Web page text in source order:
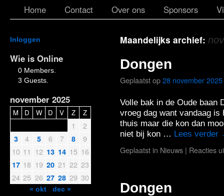
Home Contact Over ons Sponsors
Inloggen
Wie is Online
0 Members.
3 Guests.
november 2025
M D W D V Z Z
1 2
3 4 5 6 7 8
9
10 11 12 13 14 15 16
17 18 19 20 21 22 23
24 25 26 27 28 29 30
« okt dec »
Maandelijks archief:
Dongen
Geplaatst op28 november 2025
Volle bak in de Oude baan
vroeg dag want vandaag is
thuis maar die kon dan
niet bij kon … Lees verder
Geplaatst in Nieuws | Reacties
Dongen